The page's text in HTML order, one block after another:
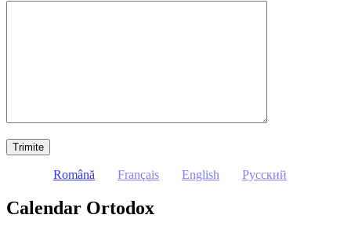
Română Français English Русский
Calendar Ortodox